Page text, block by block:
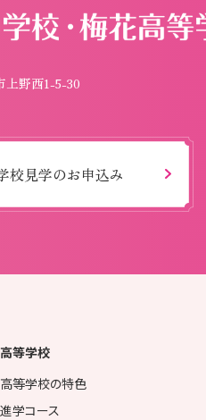
上野西1-5-30
校見学のお申込み
等学校
等学校の特色
学コース